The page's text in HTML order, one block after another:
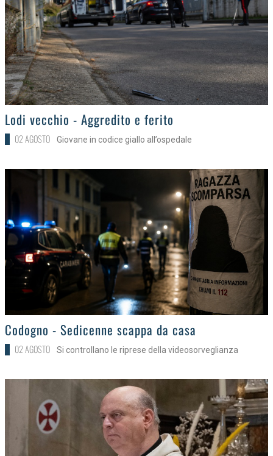
>Lodi vecchio - Aggredito e ferito
02 AGOSTO Giovane in codice giallo all’ospedale
>
Codogno - Sedicenne scappa da casa
02 AGOSTO Si controllano le riprese della videosorveglianza